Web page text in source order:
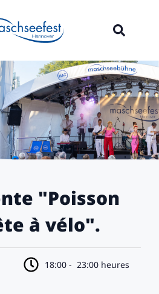
"Poisson
à vélo".
18:00 - 23:00 heures